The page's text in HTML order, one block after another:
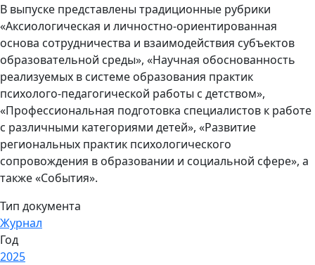
В выпуске представлены традиционные рубрики
«Аксиологическая и личностно-ориентированная
основа сотрудничества и взаимодействия субъектов
образовательной среды», «Научная обоснованность
реализуемых в системе образования практик
психолого-педагогической работы с детством»,
«Профессиональная подготовка специалистов к работе
с различными категориями детей», «Развитие
региональных практик психологического
сопровождения в образовании и социальной сфере», а
также «События».
Тип документа
Журнал
Год
2025